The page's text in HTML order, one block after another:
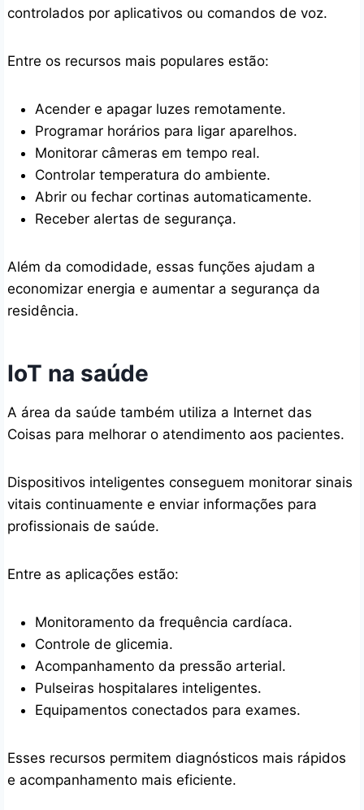
controlados por aplicativos ou comandos de voz.
Entre os recursos mais populares estão:
Acender e apagar luzes remotamente.
Programar horários para ligar aparelhos.
Monitorar câmeras em tempo real.
Controlar temperatura do ambiente.
Abrir ou fechar cortinas automaticamente.
Receber alertas de segurança.
Além da comodidade, essas funções ajudam a
economizar energia e aumentar a segurança da
residência.
IoT na saúde
A área da saúde também utiliza a Internet das
Coisas para melhorar o atendimento aos pacientes.
Dispositivos inteligentes conseguem monitorar sinais
vitais continuamente e enviar informações para
profissionais de saúde.
Entre as aplicações estão:
Monitoramento da frequência cardíaca.
Controle de glicemia.
Acompanhamento da pressão arterial.
Pulseiras hospitalares inteligentes.
Equipamentos conectados para exames.
Esses recursos permitem diagnósticos mais rápidos
e acompanhamento mais eficiente.